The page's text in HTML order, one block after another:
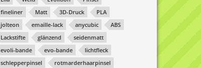
fineliner
Matt 3D-Druck
PLA
jolteon
emaille-lack anycubic
ABS
Lackstifte
glänzend
seidenmatt
evoli-bande
evo-bande
lichtfleck
schlepperpinsel
rotmarderhaarpinsel